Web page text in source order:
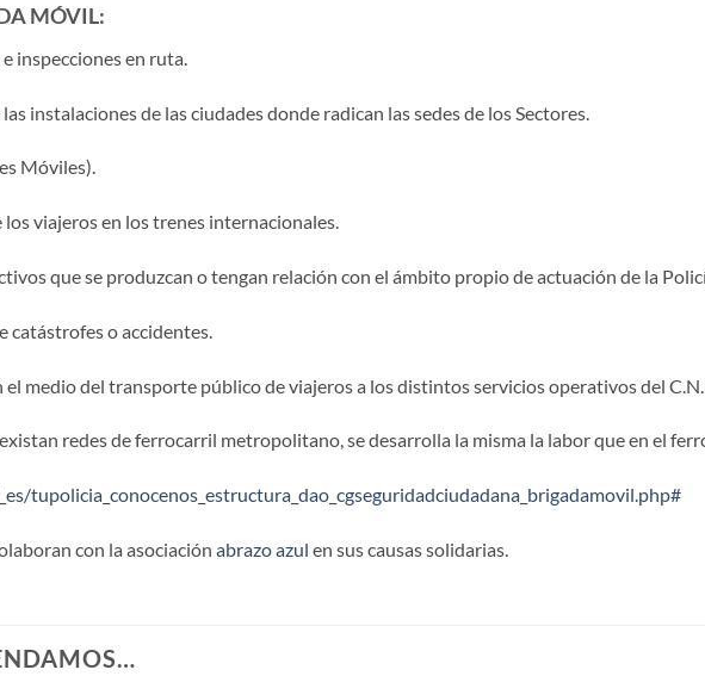
MÓVIL:
inspecciones en ruta.
instalaciones de las ciudades donde radican las sedes de los Sectores.
Móviles).
viajeros en los trenes internacionales.
que se produzcan o tengan relación con el ámbito propio de actuación de la
catástrofes o accidentes.
medio del transporte público de viajeros a los distintos servicios operativos del
redes de ferrocarril metropolitano, se desarrolla la misma la labor que en el
tupolicia_conocenos_estructura_dao_cgseguridadciudadana_brigadamovil.php#
con la asociación abrazo azul en sus causas solidarias.